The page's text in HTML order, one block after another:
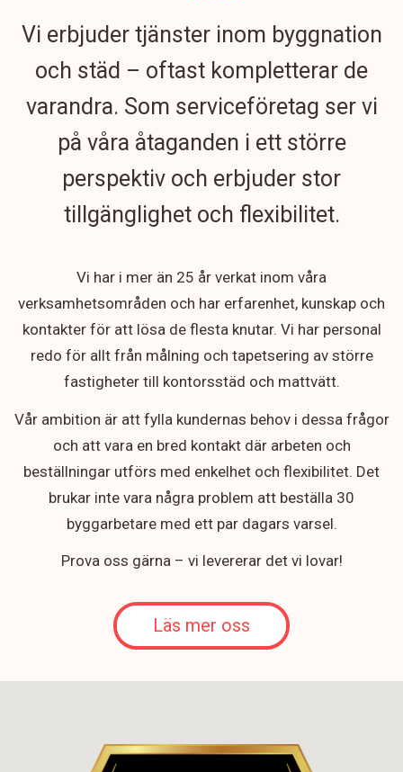
Vi erbjuder tjänster inom byggnation
och städ – oftast kompletterar de
varandra. Som serviceföretag ser vi
på våra åtaganden i ett större
perspektiv och erbjuder stor
tillgänglighet och flexibilitet.
Vi har i mer än 25 år verkat inom våra
verksamhetsområden och har erfarenhet, kunskap och
kontakter för att lösa de flesta knutar. Vi har personal
redo för allt från målning och tapetsering av större
fastigheter till kontorsstäd och mattvätt.
Vår ambition är att fylla kundernas behov i dessa frågor
och att vara en bred kontakt där arbeten och
beställningar utförs med enkelhet och flexibilitet. Det
brukar inte vara några problem att beställa 30
byggarbetare med ett par dagars varsel.
Prova oss gärna – vi levererar det vi lovar!
Läs mer oss